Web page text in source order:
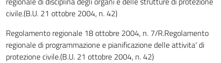
civile.(B.U. 21 ottobre 2004, n. 42)
Regolamento regionale 18 ottobre 2004, n. 7/R.Regolamento
regionale di programmazione e pianificazione delle attivita' di
protezione civile.(B.U. 21 ottobre 2004, n. 42)